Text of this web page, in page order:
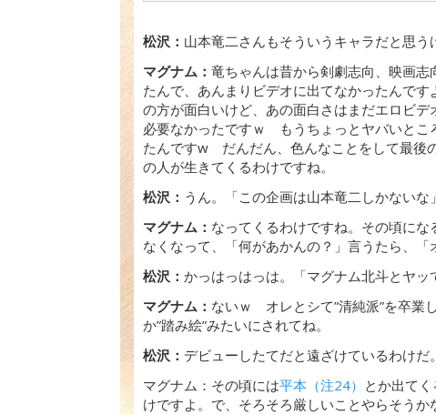
松沢： 山本竜二さんもそういうキャラだと思う
マグナム： 竜ちゃんは昔から剣劇志向、映画志
たんで、あんまりビデオに出てなかったんです
の方が面白いけど、あの面白さはまだエロビデ
必要なかったですｗ もうちょっとヤバいとこ
たんですw だんだん、色んなことをして最後
の人が生きてくるわけですね。
松沢： うん。「この企画は山本竜二しかないな
マグナム： なってくるわけですね。その頃に
なくなって、「何があかんの？」言うたら、「
松沢： かっはっはっは。「マグナム北斗とヤッ
マグナム： ないｗ オレとシて”清純派”を卒業
か”踏み絵”みたいにされてね。
松沢： デビューしたてだと遠ざけているわけだ。
マグナム：その頃には平本（注24） とか出て
けですよ。で、そろそろ厳しいことやらそう